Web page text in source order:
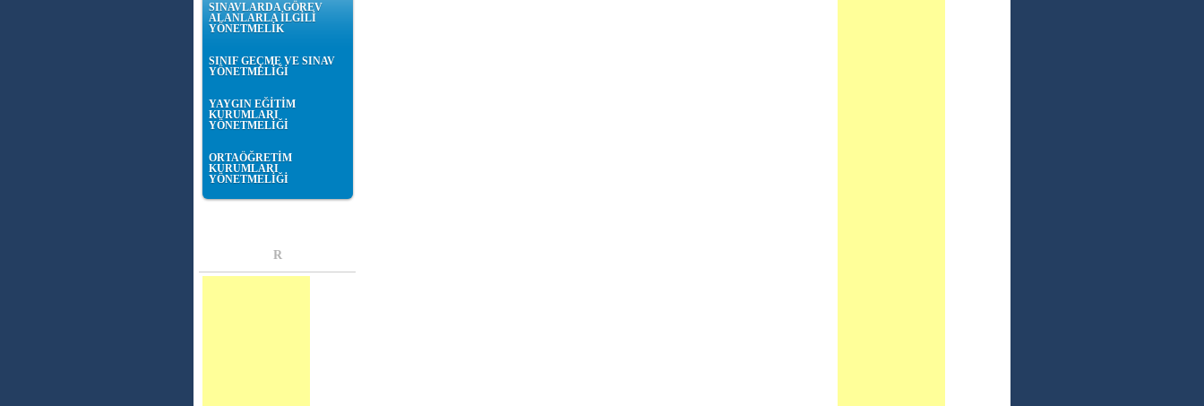
SINAVLARDA GÖREV
ALANLARLA İLGİLİ
YÖNETMELİK
SINIF GEÇME VE SINAV
YÖNETMELİĞİ
YAYGIN EĞİTİM
KURUMLARI
YÖNETMELİĞİ
ORTAÖĞRETİM
KURUMLARI
YÖNETMELİĞİ
R